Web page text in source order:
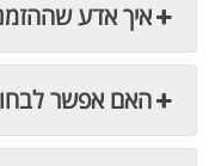
איך אדע
האם אפשר